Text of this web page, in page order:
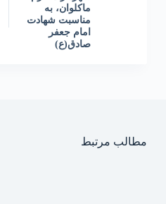
ماکلوان، به
مناسبت شهادت
امام جعفر
صادق(ع)
مطالب مرتبط